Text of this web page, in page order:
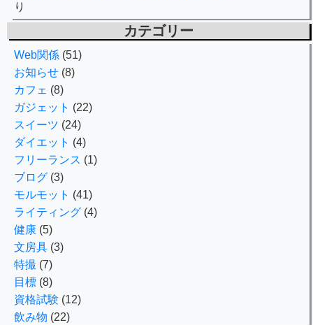
り
カテゴリー
Web関係 (51)
お知らせ (8)
カフェ (8)
ガジェット (22)
スイーツ (24)
ダイエット (4)
フリーランス (1)
ブログ (3)
モルモット (41)
ライティング (4)
健康 (5)
文房具 (3)
特撮 (7)
目標 (8)
資格試験 (12)
飲み物 (22)